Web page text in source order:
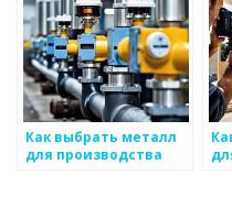
Как выбрать металл
для производства